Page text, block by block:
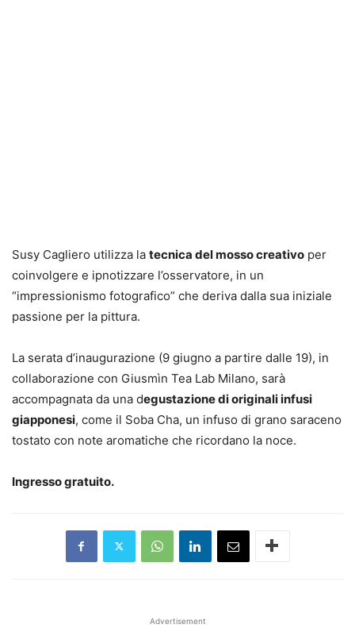
Susy Cagliero utilizza la tecnica del mosso creativo per
coinvolgere e ipnotizzare l’osservatore, in un
“impressionismo fotografico” che deriva dalla sua iniziale
passione per la pittura.
La serata d’inaugurazione (9 giugno a partire dalle 19), in
collaborazione con Giusmìn Tea Lab Milano, sarà
accompagnata da una degustazione di originali infusi
giapponesi, come il Soba Cha, un infuso di grano saraceno
tostato con note aromatiche che ricordano la noce.
Ingresso gratuito.
Advertisement